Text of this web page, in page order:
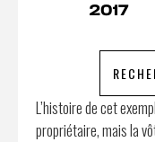
2017
L’histoire de cet
propriétaire, mais la